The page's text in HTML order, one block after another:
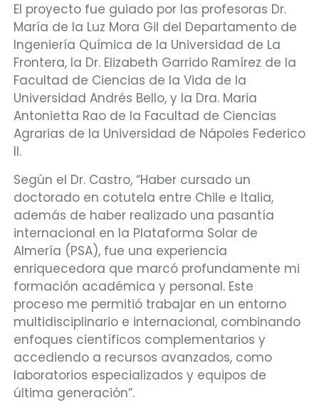
El proyecto fue guiado por las profesoras Dr.
María de la Luz Mora Gil del Departamento de
Ingeniería Química de la Universidad de La
Frontera, la Dr. Elizabeth Garrido Ramírez de la
Facultad de Ciencias de la Vida de la
Universidad Andrés Bello, y la Dra. Maria
Antonietta Rao de la Facultad de Ciencias
Agrarias de la Universidad de Nápoles Federico
II.
Según el Dr. Castro, “Haber cursado un
doctorado en cotutela entre Chile e Italia,
además de haber realizado una pasantía
internacional en la Plataforma Solar de
Almería (PSA), fue una experiencia
enriquecedora que marcó profundamente mi
formación académica y personal. Este
proceso me permitió trabajar en un entorno
multidisciplinario e internacional, combinando
enfoques científicos complementarios y
accediendo a recursos avanzados, como
laboratorios especializados y equipos de
última generación”.